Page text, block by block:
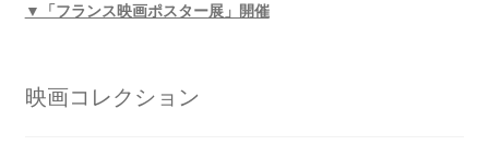
▼「フランス映画ポスター展」開催
映画コレクション